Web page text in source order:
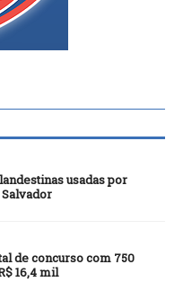
usadas por
de concurso com 750
16,4 mil